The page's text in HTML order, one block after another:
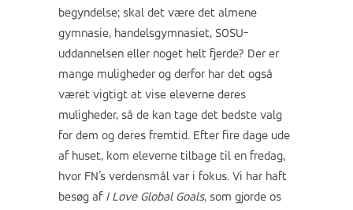
begyndelse; skal det være det almene
gymnasie, handelsgymnasiet, SOSU-
uddannelsen eller noget helt fjerde? Der er
mange muligheder og derfor har det også
været vigtigt at vise eleverne deres
muligheder, så de kan tage det bedste valg
for dem og deres fremtid. Efter fire dage ude
af huset, kom eleverne tilbage til en fredag,
hvor FN’s verdensmål var i fokus. Vi har haft
besøg af I Love Global Goals, som gjorde os